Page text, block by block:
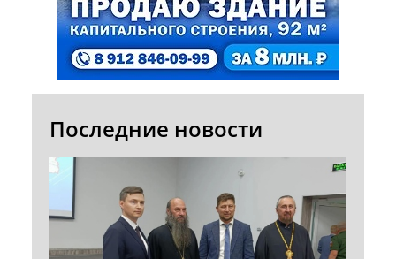
Последние новости